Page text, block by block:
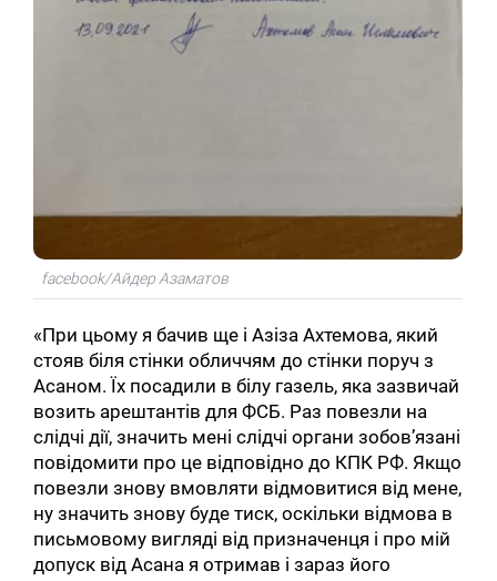
facebook/Айдер Азаматов
«При цьому я бачив ще і Азіза Ахтемова, який
стояв біля стінки обличчям до стінки поруч з
Асаном. Їх посадили в білу газель, яка зазвичай
возить арештантів для ФСБ. Раз повезли на
слідчі дії, значить мені слідчі органи зобов’язані
повідомити про це відповідно до КПК РФ. Якщо
повезли знову вмовляти відмовитися від мене,
ну значить знову буде тиск, оскільки відмова в
письмовому вигляді від призначенця і про мій
допуск від Асана я отримав і зараз його